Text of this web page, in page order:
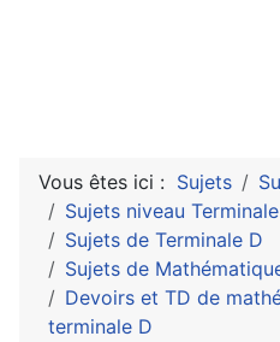
Vous êtes ici : Sujets
Sujets niveau
Sujets de Terminale D
Sujets de
Devoirs et TD de
terminale D